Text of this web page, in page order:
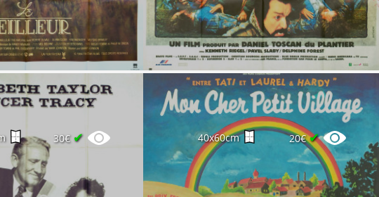
30€ ✔ 40x60cm 20€✔